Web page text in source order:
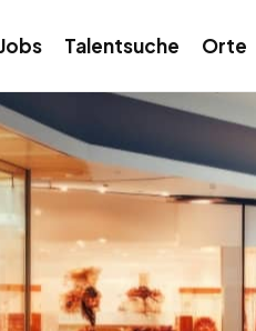
Jobs Talentsuche Orte